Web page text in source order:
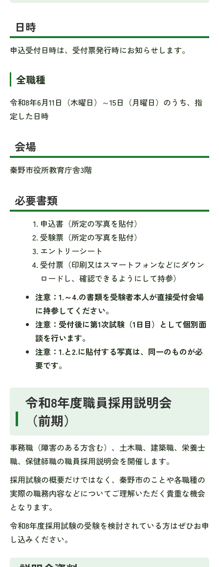
日時
申込受付日時は、受付票発行時にお知らせします。
全職種
令和8年6月11日（木曜日）～15日（月曜日）のうち、指
定した日時
会場
秦野市役所教育庁舎3階
必要書類
申込書（所定の写真を貼付）
受験票（所定の写真を貼付）
エントリーシート
受付票（印刷又はスマートフォンなどにダウン
ロードし、確認できるようにして持参）
注意：1.～4.の書類を受験者本人が直接受付会場
に持参してください。
注意：受付後に第1次試験（1日目）として個別面
談を行います。
注意：1.と2.に貼付する写真は、同一のものが必
要です。
令和8年度職員採用説明会
（前期）
事務職（障害のある方含む）、土木職、建築職、栄養士
職、保健師職の職員採用説明会を開催します。
採用試験の概要だけではなく、秦野市のことや各職種の
実際の職務内容などについてご理解いただく貴重な機会
となります。
令和8年度採用試験の受験を検討されている方はぜひお申
し込みください。